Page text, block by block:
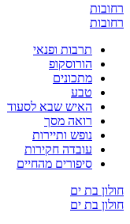
רחובות
רחובות
תרבות ופנאי
הורוסקופ
מתכונים
טבע
האיש שבא לסעוד
רואה מסך
נופש ותיירות
עובדה חקירות
סיפורים מהחיים
חולון בת ים
חולון בת ים